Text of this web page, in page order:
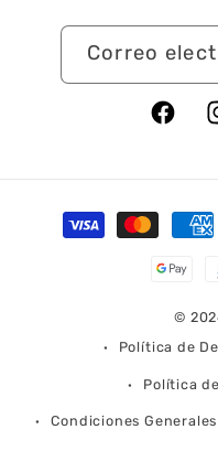
Correo
Formas
de
©
Política de
Política
Condiciones